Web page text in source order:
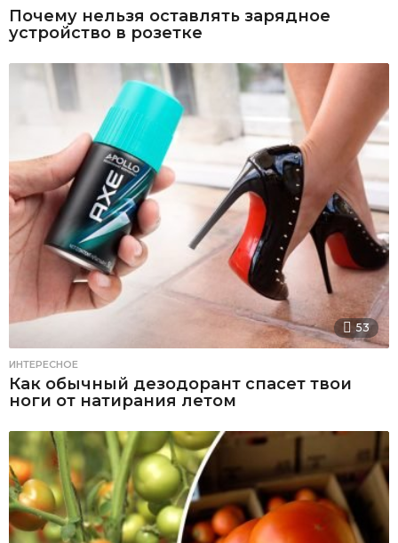
Почему нельзя оставлять зарядное
устройство в розетке
53
ИНТЕРЕСНОЕ
Как обычный дезодорант спасет твои
ноги от натирания летом